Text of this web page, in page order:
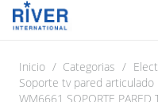
Inicio / Categorias /
Soporte tv pared articulado
WM6661 SOPORTE PARED